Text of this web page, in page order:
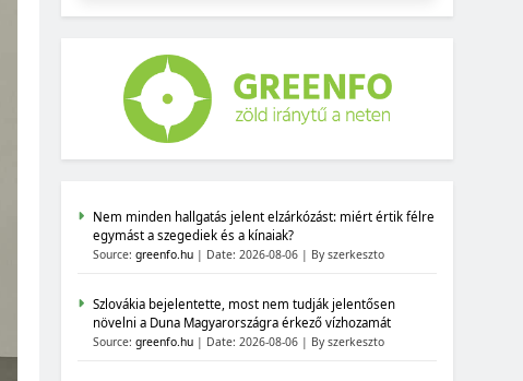
Nem minden hallgatás jelent elzárkózást: miért értik félre
egymást a szegediek és a kínaiak?
Source:greenfo.hu Date: 2026-08-06 By szerkeszto
Szlovákia bejelentette, most nem tudják jelentősen
növelni a Duna Magyarországra érkező vízhozamát
Source:greenfo.hu Date: 2026-08-06 By szerkeszto